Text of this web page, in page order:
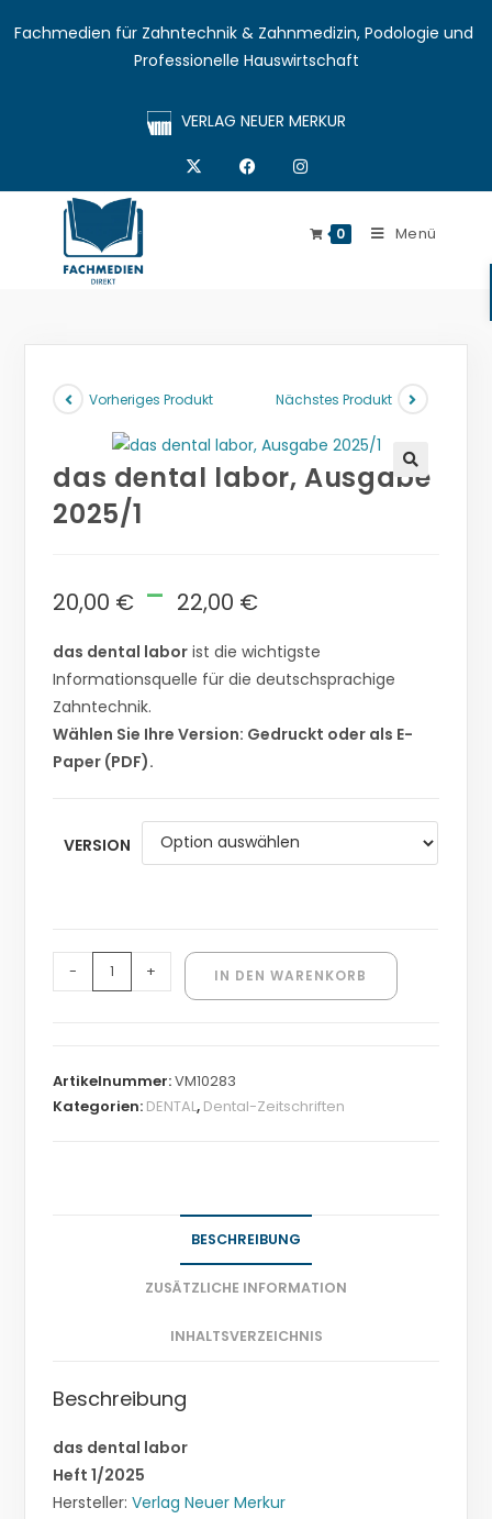
Fachmedien für Zahntechnik & Zahnmedizin, Podologie und
Professionelle Hauswirtschaft
VERLAG NEUER MERKUR
0 Menü
Vorheriges Produkt Nächstes Produkt
🔍
das dental labor, Ausgabe
2025/1
20,00 € - 22,00 €
das dental labor ist die wichtigste
Informationsquelle für die deutschsprachige
Zahntechnik.
Wählen Sie Ihre Version: Gedruckt oder als E-
Paper (PDF).
VERSION
- + IN DEN WARENKORB
Artikelnummer:VM10283
Kategorien: DENTAL, Dental-Zeitschriften
BESCHREIBUNG
ZUSÄTZLICHE INFORMATION
INHALTSVERZEICHNIS
Beschreibung
das dental labor
Heft 1/2025
Hersteller:Verlag Neuer Merkur